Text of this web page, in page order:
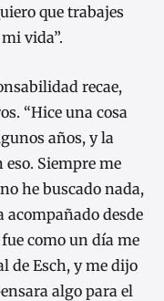
que trabajes
vida”.
recae,
“Hice una cosa
años, y la
eso. Siempre me
he buscado nada,
acompañado desde
como un día me
de Esch, y me dijo
algo para el